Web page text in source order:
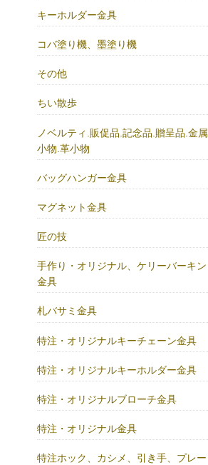
キーホルダー金具
コバ塗り機、墨塗り機
その他
ちい散歩
ノベルティ.販促品.記念品.贈呈品.金属
小物.革小物
バッグハンガー金具
マグネット金具
匠の技
手作り・オリジナル、ケリーバーキン
金具
札バサミ金具
特注・オリジナルキーチェーン金具
特注・オリジナルキーホルダー金具
特注・オリジナルブローチ金具
特注・オリジナル金具
特注ホック、カシメ、引き手、プレー